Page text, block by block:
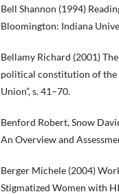
Bell Shannon (1994)
Bloomington: Indiana
Bellamy Richard (2001)
political constitution of the
Union”, s. 41–70.
Benford Robert, Snow
An Overview and
Berger Michele (2004)
Stigmatized Women with